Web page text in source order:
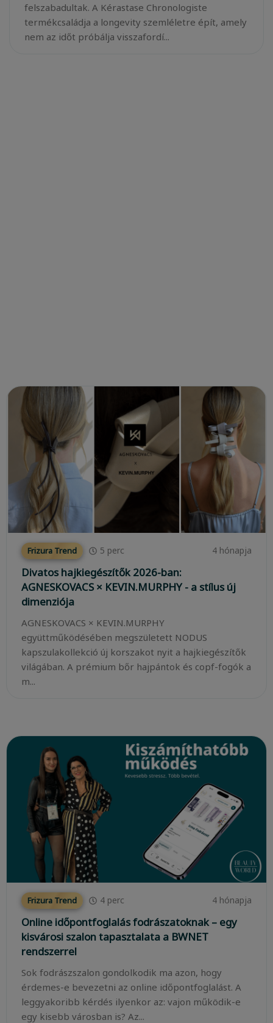
felszabadultak. A Kérastase Chronologiste
termékcsaládja a longevity szemléletre épít, amely
nem az időt próbálja visszafordí...
Frizura Trend 5 perc 4 hónapja
Divatos hajkiegészítők 2026-ban:
AGNESKOVACS × KEVIN.MURPHY - a stílus új
dimenziója
AGNESKOVACS × KEVIN.MURPHY
együttműködésében megszületett NODUS
kapszulakollekció új korszakot nyit a hajkiegészítők
világában. A prémium bőr hajpántok és copf-fogók a
m...
Frizura Trend 4 perc 4 hónapja
Online időpontfoglalás fodrászatoknak – egy
kisvárosi szalon tapasztalata a BWNET
rendszerrel
Sok fodrászszalon gondolkodik ma azon, hogy
érdemes-e bevezetni az online időpontfoglalást. A
leggyakoribb kérdés ilyenkor az: vajon működik-e
egy kisebb városban is? Az...